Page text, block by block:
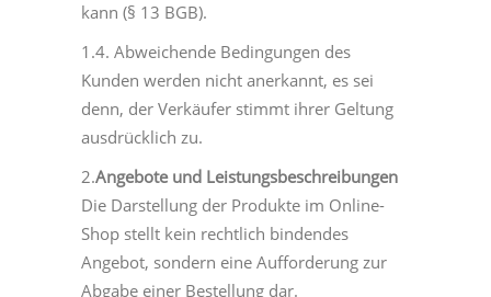
kann (§ 13 BGB).
1.4. Abweichende Bedingungen des
Kunden werden nicht anerkannt, es sei
denn, der Verkäufer stimmt ihrer Geltung
ausdrücklich zu.
2.Angebote und Leistungsbeschreibungen
Die Darstellung der Produkte im Online-
Shop stellt kein rechtlich bindendes
Angebot, sondern eine Aufforderung zur
Abgabe einer Bestellung dar.